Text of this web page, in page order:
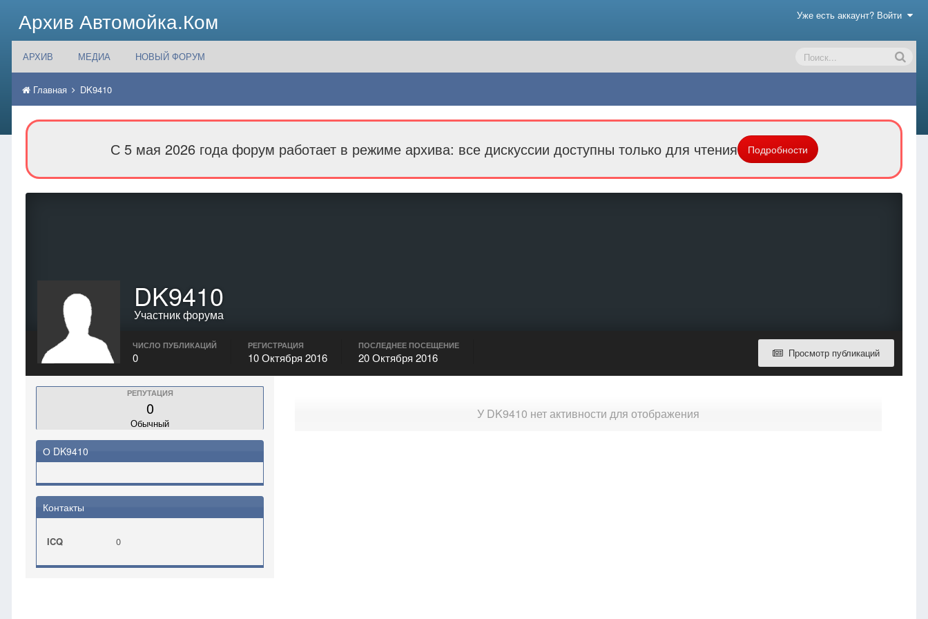
Архив Автомойка.Ком Уже есть аккаунт? Войти
АРХИВ МЕДИА НОВЫЙ ФОРУМ
Главная DK9410
С 5 мая 2026 года форум работает в режиме архива: все дискуссии доступны только для чтения Подробности
DK9410
Участник форума
Просмотр публикаций
ЧИСЛО ПУБЛИКАЦИЙ
0
РЕГИСТРАЦИЯ
10 Октября 2016
ПОСЛЕДНЕЕ ПОСЕЩЕНИЕ
20 Октября 2016
РЕПУТАЦИЯ
0
Обычный
О DK9410
Контакты
ICQ 0
У DK9410 нет активности для отображения